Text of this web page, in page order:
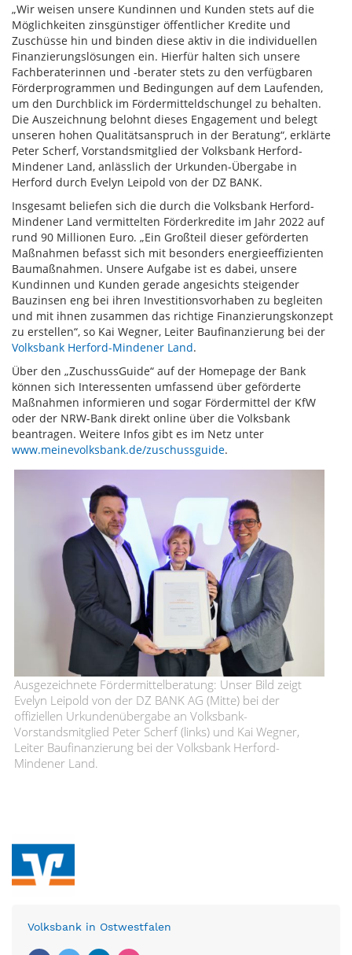
„Wir weisen unsere Kundinnen und Kunden stets auf die
Möglichkeiten zinsgünstiger öffentlicher Kredite und
Zuschüsse hin und binden diese aktiv in die individuellen
Finanzierungslösungen ein. Hierfür halten sich unsere
Fachberaterinnen und -berater stets zu den verfügbaren
Förderprogrammen und Bedingungen auf dem Laufenden,
um den Durchblick im Fördermitteldschungel zu behalten.
Die Auszeichnung belohnt dieses Engagement und belegt
unseren hohen Qualitätsanspruch in der Beratung“, erklärte
Peter Scherf, Vorstandsmitglied der Volksbank Herford-
Mindener Land, anlässlich der Urkunden-Übergabe in
Herford durch Evelyn Leipold von der DZ BANK.
Insgesamt beliefen sich die durch die Volksbank Herford-
Mindener Land vermittelten Förderkredite im Jahr 2022 auf
rund 90 Millionen Euro. „Ein Großteil dieser geförderten
Maßnahmen befasst sich mit besonders energieeffizienten
Baumaßnahmen. Unsere Aufgabe ist es dabei, unsere
Kundinnen und Kunden gerade angesichts steigender
Bauzinsen eng bei ihren Investitionsvorhaben zu begleiten
und mit ihnen zusammen das richtige Finanzierungskonzept
zu erstellen“, so Kai Wegner, Leiter Baufinanzierung bei der
Volksbank Herford-Mindener Land.
Über den „ZuschussGuide“ auf der Homepage der Bank
können sich Interessenten umfassend über geförderte
Maßnahmen informieren und sogar Fördermittel der KfW
oder der NRW-Bank direkt online über die Volksbank
beantragen. Weitere Infos gibt es im Netz unter
www.meinevolksbank.de/zuschussguide.
Ausgezeichnete Fördermittelberatung: Unser Bild zeigt
Evelyn Leipold von der DZ BANK AG (Mitte) bei der
offiziellen Urkundenübergabe an Volksbank-
Vorstandsmitglied Peter Scherf (links) und Kai Wegner,
Leiter Baufinanzierung bei der Volksbank Herford-
Mindener Land.
Volksbank in Ostwestfalen